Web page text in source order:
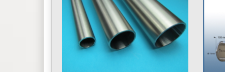
3 x 25 | 500 Stück
160.1205 1600254.00006 Spanplatten Schraube 3 x 30
3 x 30 | 1 Stück
160.1205 1600254.00003 Spanplatten Schraube 3 x 30
3 x 30 | 10 Stück
Spanplatten Schraube 3 x 30